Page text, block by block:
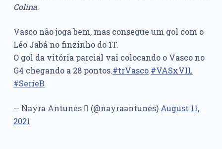
Colina.
Vasco não joga bem, mas consegue um gol com o
Léo Jabá no finzinho do 1T.
O gol da vitória parcial vai colocando o Vasco no
G4 chegando a 28 pontos.#trVasco #VASxVIL
#SerieB
— Nayra Antunes  (@nayraantunes) August 11,
2021